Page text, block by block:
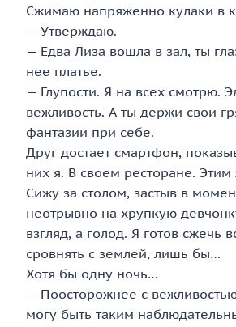
Сжимаю напряженно кулаки в
— Утверждаю.
— Едва Лиза вошла в зал, ты
нее платье.
— Глупости. Я на всех смотрю.
вежливость. А ты держи свои
фантазии при себе.
Друг достает смартфон,
них я. В своем ресторане.
Сижу за столом, застыв в
неотрывно на хрупкую
взгляд, а голод. Я готов сжечь
сровнять с землей, лишь бы…
Хотя бы одну ночь…
— Поосторожнее с
могу быть таким